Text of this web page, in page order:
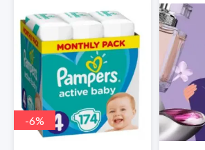
-6%